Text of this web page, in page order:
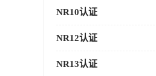
NR10认证
NR12认证
NR13认证